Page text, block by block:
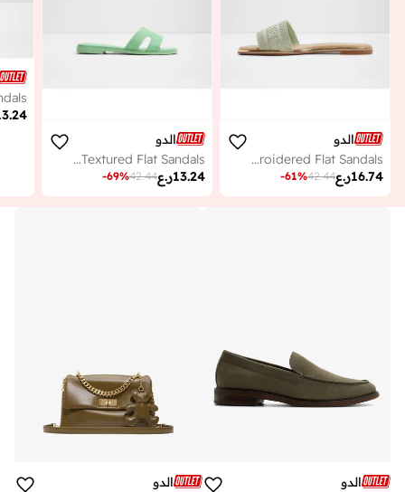
الدو
OCEANIA Embroidered Flat Sandals
ر.ع16.74
42.44
-61%
الدو
ITSANDAL Textured Flat Sandals
ر.ع13.24
42.44
-69%
الدو
الدو